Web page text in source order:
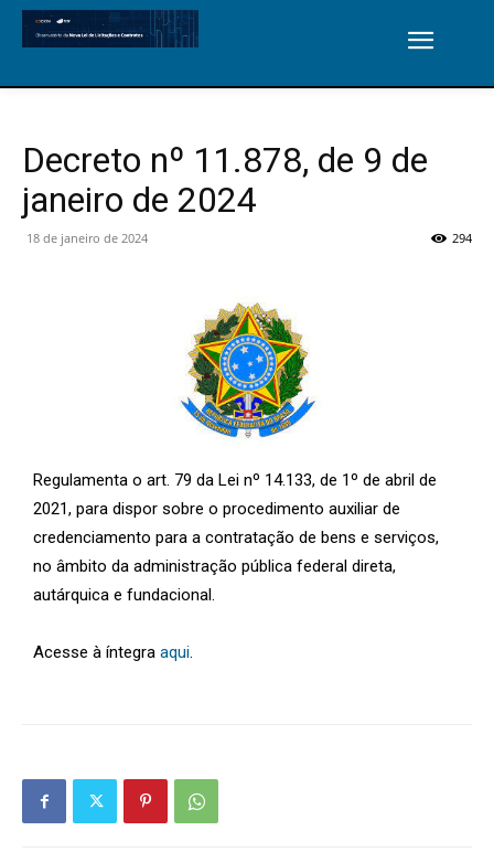
Decreto nº 11.878, de 9 de
janeiro de 2024
18 de janeiro de 2024 294
Regulamenta o art. 79 da Lei nº 14.133, de 1º de abril de
2021, para dispor sobre o procedimento auxiliar de
credenciamento para a contratação de bens e serviços,
no âmbito da administração pública federal direta,
autárquica e fundacional.
Acesse à íntegra aqui.